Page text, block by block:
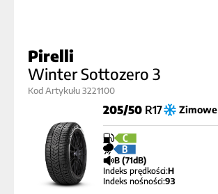
Pirelli
Winter Sottozero 3
Kod Artykułu 3221100
205/50R17 Zimowe
C
B
B (71dB)
Indeks prędkości:H
Indeks nośności:93